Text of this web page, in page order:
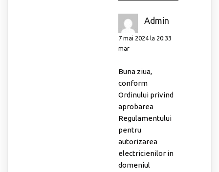
Admin
7 mai 2024 la 20:33
mar
Buna ziua,
conform
Ordinului privind
aprobarea
Regulamentului
pentru
autorizarea
electricienilor in
domeniul